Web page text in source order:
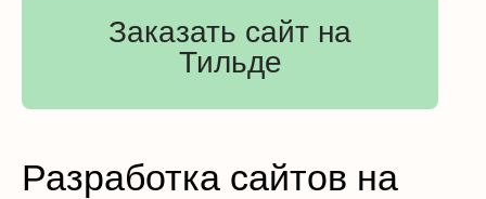
Заказать сайт на
Тильде
Разработка сайтов на